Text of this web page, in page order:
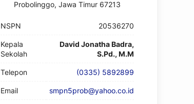
Probolinggo, Jawa Timur 67213
NSPN 20536270
Kepala
Sekolah
David Jonatha Badra,
S.Pd., M.M
Telepon (0335) 5892899
Email smpn5prob@yahoo.co.id